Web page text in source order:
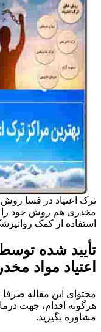
ترک اعتیاد در فسا روش
مخدری هم روش خود را
استفاده از کمک
تأیید شده
اعتیاد مواد
محتوای این مقاله
هرگونه اقدام، جهت
مشاوره بگیرید.